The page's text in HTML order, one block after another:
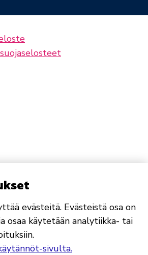
evästeitä. Evästeistä osa on
osaa käytetään analytiikka- tai
sivulta.